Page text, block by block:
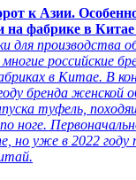
к Азии.
на фабрике в Китае
для производства
российские
в Китае. В
бренда женской
туфель,
ноге.
но уже в 2022 году